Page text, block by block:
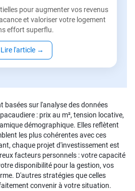
pour augmenter vos revenus
et valoriser votre logement
effort superflu.
Lire l'article →
basées sur l'analyse des données
: prix au m², tension locative,
démographique. Elles reflètent
les plus cohérentes avec ces
chaque projet d'investissement est
facteurs personnels : votre capacité
disponibilité pour la gestion, vos
D'autres stratégies que celles
convenir à votre situation.